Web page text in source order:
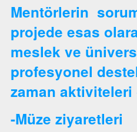
Mentörlerin
projede esas
meslek ve
profesyonel
zaman
-Müze ziyaretleri